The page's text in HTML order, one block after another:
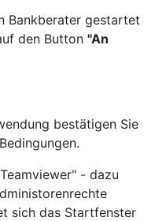
Bankberater gestartet
den Button "An
bestätigen Sie
- dazu
sich das Startfenster